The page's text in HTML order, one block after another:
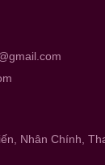
Nhân Chính,